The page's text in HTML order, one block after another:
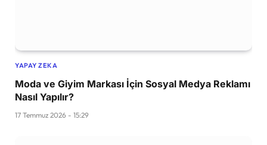
YAPAY ZEKA
Moda ve Giyim Markası İçin Sosyal Medya Reklamı
Nasıl Yapılır?
17 Temmuz 2026 - 15:29